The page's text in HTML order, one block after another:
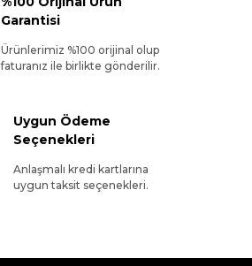
Garantisi
Ürünlerimiz %100 orijinal olup
faturanız ile birlikte gönderilir.
Uygun Ödeme
Seçenekleri
Anlaşmalı kredi kartlarına
uygun taksit seçenekleri.